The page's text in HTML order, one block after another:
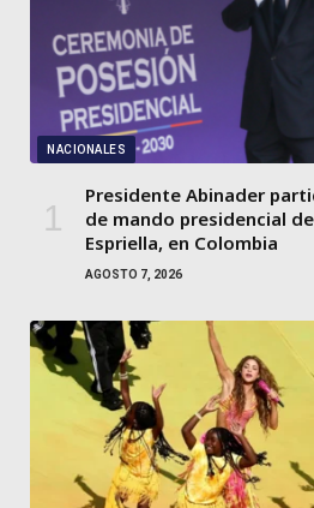
NACIONALES
Presidente Abinader
de mando presidencial
Espriella, en Colombia
AGOSTO 7, 2026